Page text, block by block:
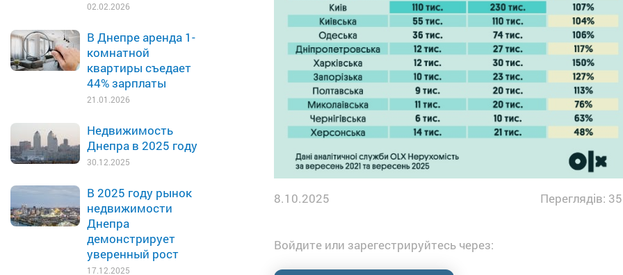
02.02.2026
В Днепре аренда 1-
комнатной
квартиры съедает
44% зарплаты
21.01.2026
Недвижимость
Днепра в 2025 году
30.12.2025
В 2025 году рынок
недвижимости
Днепра
демонстрирует
уверенный рост
17.12.2025
8.10.2025 Переглядів:
Войдите или зарегестрируйтесь через: